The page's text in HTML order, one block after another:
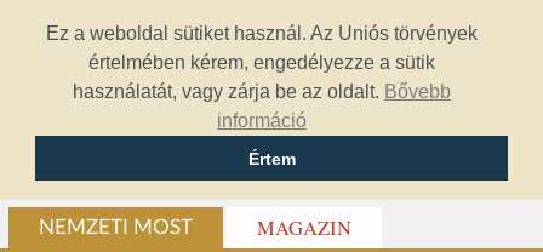
Ez a weboldal sütiket használ. Az Uniós törvények
értelmében kérem, engedélyezze a sütik
használatát, vagy zárja be az oldalt. Bővebb
információ
Értem
NEMZETI MOST MAGAZIN